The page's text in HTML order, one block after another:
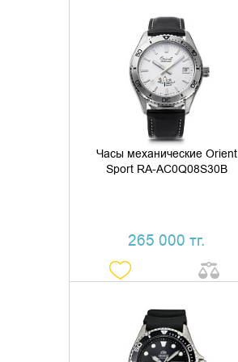
Часы механические Orient
Sport RA-AC0Q08S30B
265 000 тг.
ДОБАВИТЬ В КОРЗИНУ
КУПИТЬ В 1 КЛИК
ДОБАВИТЬ В КОРЗИНУ